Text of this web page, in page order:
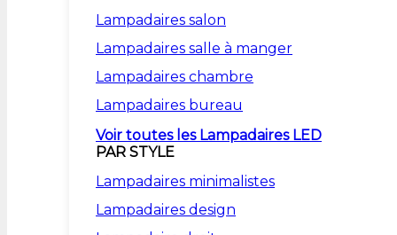
Lampadaires salon
Lampadaires salle à manger
Lampadaires chambre
Lampadaires bureau
Voir toutes les Lampadaires LED
PAR STYLE
Lampadaires minimalistes
Lampadaires design